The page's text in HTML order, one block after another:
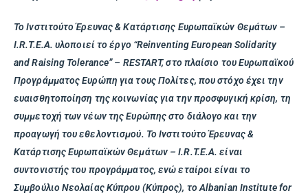
Το Ινστιτούτο Έρευνας & Κατάρτισης Ευρωπαϊκών Θεμάτων –
I.R.T.E.A. υλοποιεί το έργο “Reinventing European Solidarity
and Raising Tolerance” – RESTART, στο πλαίσιο του Ευρωπαϊκού
Προγράμματος Ευρώπη για τους Πολίτες, που στόχο έχει την
ευαισθητοποίηση της κοινωνίας για την προσφυγική κρίση, τη
συμμετοχή των νέων της Ευρώπης στο διάλογο και την
προαγωγή του εθελοντισμού. Το Ινστιτούτο Έρευνας &
Κατάρτισης Ευρωπαϊκών Θεμάτων – I.R.T.E.A. είναι
συντονιστής του προγράμματος, ενώ εταίροι είναι το
Συμβούλιο Νεολαίας Κύπρου (Κύπρος), το Albanian Institute for